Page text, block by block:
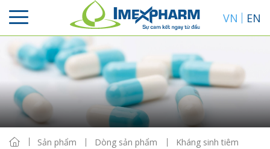
VN EN
Sản phẩm Dòng sản phẩm Kháng sinh tiêm
Sắp xếp
Hiển thị